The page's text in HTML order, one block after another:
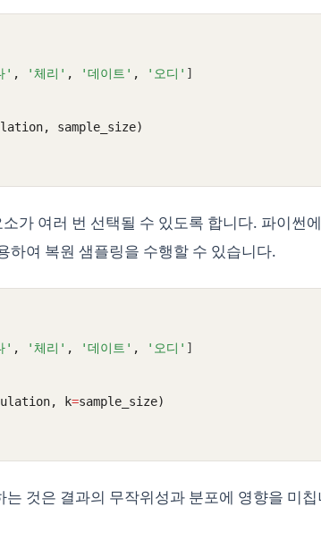
' , '체리' , '데이트' , '오디' ]
sample_size)
가 여러 번 선택될 수 있도록 합니다. 파이썬
하여 복원 샘플링을 수행할 수 있습니다.
' , '체리' , '데이트' , '오디' ]
k=sample_size)
것은 결과의 무작위성과 분포에 영향을 미